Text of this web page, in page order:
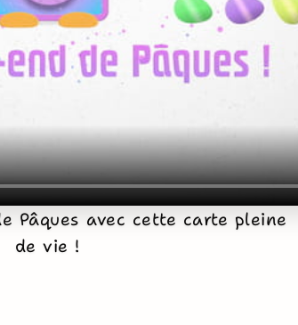
Pâques avec cette carte pleine
de vie !